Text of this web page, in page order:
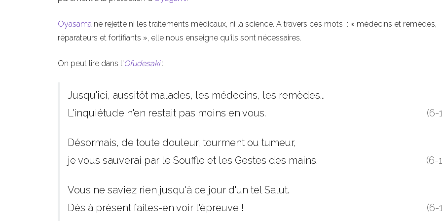
Oyasama ne rejette ni les traitements médicaux, ni la science. A travers ces mots : « médecins et remèdes,
réparateurs et fortifiants », elle nous enseigne qu'ils sont nécessaires.
On peut lire dans l'Ofudesaki:
Jusqu'ici, aussitôt malades, les médecins, les remèdes...
L'inquiétude n'en restait pas moins en vous.
(6-
Désormais, de toute douleur, tourment ou tumeur,
je vous sauverai par le Souffle et les Gestes des mains.
(6-
Vous ne saviez rien jusqu'à ce jour d'un tel Salut.
Dès à présent faites-en voir l'épreuve !
(6-